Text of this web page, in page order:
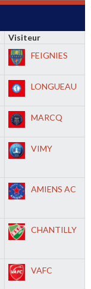
Visiteur
FEIGNIES
LONGUEAU
MARCQ
VIMY
AMIENS AC
CHANTILLY
VAFC